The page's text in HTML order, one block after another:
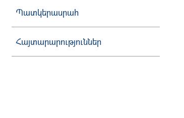
Պատկերասրահ
Հայտարարություններ